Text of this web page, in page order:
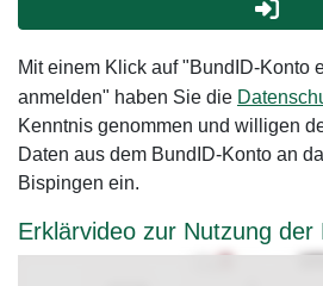
Mit einem Klick auf "BundID-Konto
anmelden" haben Sie die
Kenntnis genommen und willigen
Daten aus dem BundID-Konto an
Bispingen ein.
Erklärvideo zur Nutzung der